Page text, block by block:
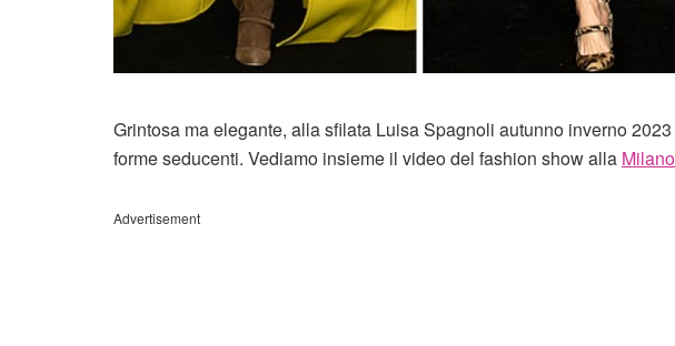
Grintosa ma elegante, alla sfilata Luisa Spagnoli autunno inverno
forme seducenti. Vediamo insieme il video del fashion show alla
Advertisement